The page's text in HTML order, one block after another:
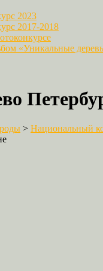
2023
2017-2018
«Уникальные
> Национальный